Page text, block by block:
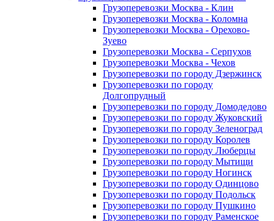
Грузоперевозки Москва - Клин
Грузоперевозки Москва - Коломна
Грузоперевозки Москва - Орехово-
Зуево
Грузоперевозки Москва - Серпухов
Грузоперевозки Москва - Чехов
Грузоперевозки по городу Дзержинск
Грузоперевозки по городу
Долгопрудный
Грузоперевозки по городу Домодедово
Грузоперевозки по городу Жуковский
Грузоперевозки по городу Зеленоград
Грузоперевозки по городу Королев
Грузоперевозки по городу Люберцы
Грузоперевозки по городу Мытищи
Грузоперевозки по городу Ногинск
Грузоперевозки по городу Одинцово
Грузоперевозки по городу Подольск
Грузоперевозки по городу Пушкино
Грузоперевозки по городу Раменское